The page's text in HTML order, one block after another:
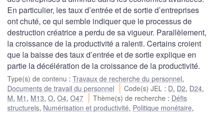
En particulier, les taux d’entrée et de sortie d’entreprises
ont chuté, ce qui semble indiquer que le processus de
destruction créatrice a perdu de sa vigueur. Parallèlement,
la croissance de la productivité a ralenti. Certains croient
que la baisse des taux d’entrée et de sortie explique en
partie la décélération de la croissance de la productivité.
Type(s) de contenu : Travaux de recherche du personnel,
Documents de travail du personnel
Code(s) JEL : D, D2, D24,
M, M1 , M13, O, O4, O47 Thème(s) de recherche : Défis
structurels, Numérisation et productivité, Politique monétaire,